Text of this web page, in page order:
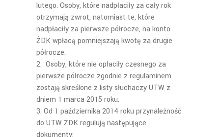
lutego. Osoby, które nadpłaciły za cały rok
otrzymają zwrot, natomiast te, które
nadpłaciły za pierwsze półrocze, na konto
ŻDK wpłacą pomniejszają kwotę za drugie
półrocze.
Osoby, które nie opłaciły czesnego za
pierwsze półrocze zgodnie z regulaminem
zostają skreślone z listy słuchaczy UTW z
dniem 1 marca 2015 roku.
Od 1 października 2014 roku przynależność
do UTW ŻDK regulują następujące
dokumenty: